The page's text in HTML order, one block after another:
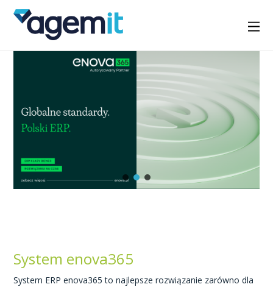
System enova365
System ERP enova365 to najlepsze rozwiązanie zarówno dla